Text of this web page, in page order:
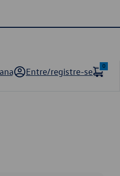
Entre/registre-se
0